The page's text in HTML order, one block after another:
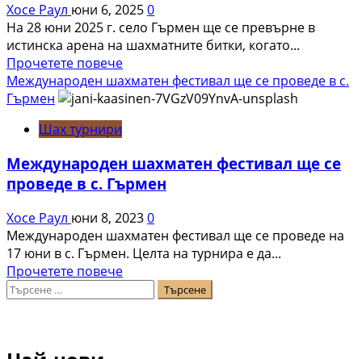
Хосе Раул юни 6, 20250
На 28 юни 2025 г. село Гърмен ще се превърне в
истинска арена на шахматните битки, когато...
Прочетете повечеRead
more
about
за
епичен
фест
на
28
юни
Международен шахматен фестивал ще се проведе в с.
Гърмен
Шах турнири
Международен шахматен фестивал ще се
проведе в с. Гърмен
Хосе Раул юни 8, 20230
Международен шахматен фестивал ще се проведе на
17 юни в с. Гърмен. Целта на турнира е да...
Прочетете повечеRead
Търсене